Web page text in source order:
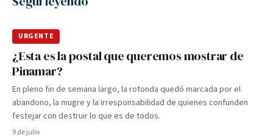
URGENTE
¿Esta es la postal que queremos mostrar de
Pinamar?
En pleno fin de semana largo, la rotonda quedó marcada por el
abandono, la mugre y la irresponsabilidad de quienes confunden
festejar con destruir lo que es de todos.
9 de julio